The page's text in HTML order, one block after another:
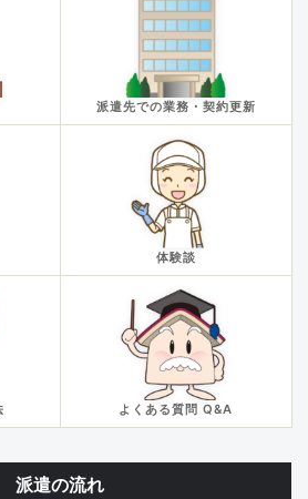
派遣先での業務・契約更新
体験談
よくある質問 Q&A
派遣の流れ